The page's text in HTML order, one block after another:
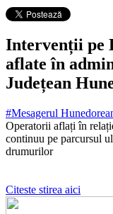
Intervenții pe
aflate în
Județean
#Mesagerul
Operatorii aflați în
continuu pe parcursul
drumurilor
Citeste stirea aici